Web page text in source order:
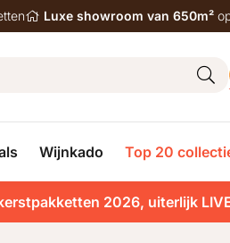
Luxe showroom van 650m²
Wijnkado Top 20
2026, uiterlijk